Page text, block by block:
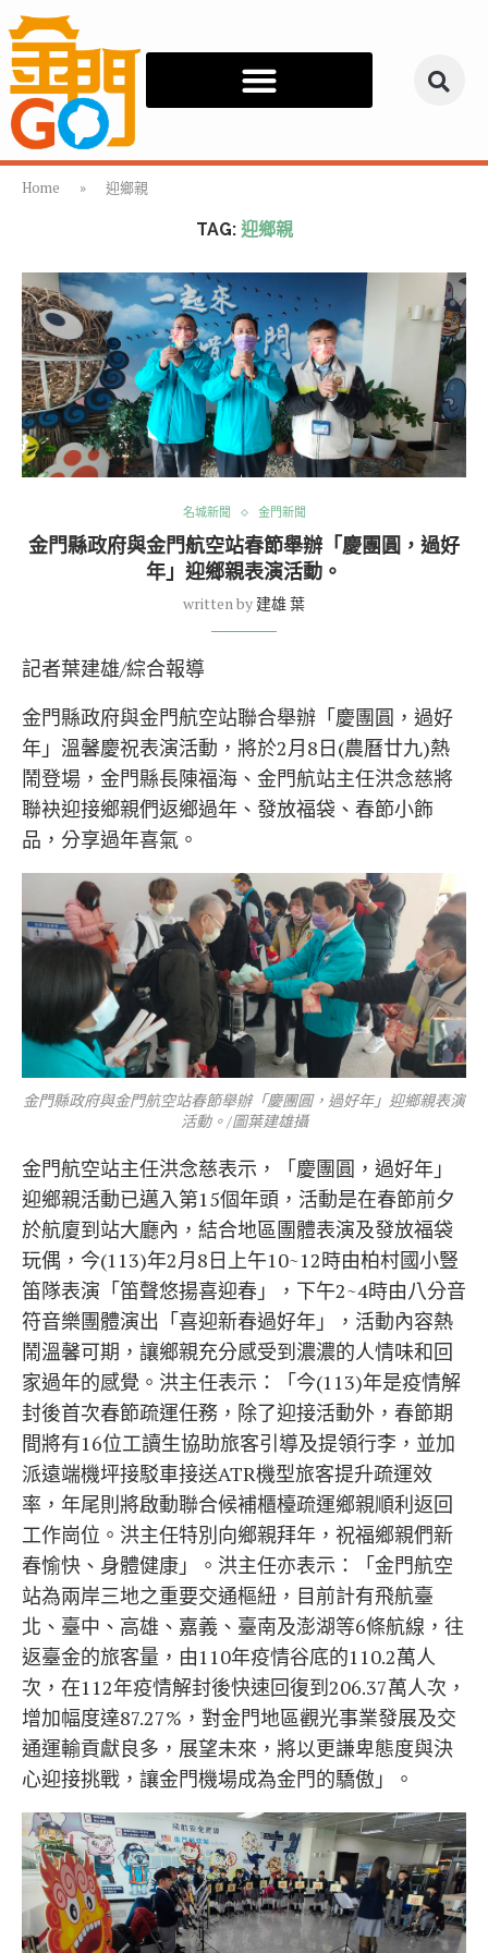
Home » 迎鄉親
TAG: 迎鄉親
名城新聞 金門新聞
金門縣政府與金門航空站春節舉辦「慶團圓，過好
年」迎鄉親表演活動。
written by 建雄 葉
記者葉建雄/綜合報導
金門縣政府與金門航空站聯合舉辦「慶團圓，過好
年」溫馨慶祝表演活動，將於2月8日(農曆廿九)熱
鬧登場，金門縣長陳福海、金門航站主任洪念慈將
聯袂迎接鄉親們返鄉過年、發放福袋、春節小飾
品，分享過年喜氣。
金門縣政府與金門航空站春節舉辦「慶團圓，過好年」迎鄉親表演
活動。/圖葉建雄攝
金門航空站主任洪念慈表示，「慶團圓，過好年」
迎鄉親活動已邁入第15個年頭，活動是在春節前夕
於航廈到站大廳內，結合地區團體表演及發放福袋
玩偶，今(113)年2月8日上午10~12時由柏村國小豎
笛隊表演「笛聲悠揚喜迎春」，下午2~4時由八分音
符音樂團體演出「喜迎新春過好年」，活動內容熱
鬧溫馨可期，讓鄉親充分感受到濃濃的人情味和回
家過年的感覺。洪主任表示：「今(113)年是疫情解
封後首次春節疏運任務，除了迎接活動外，春節期
間將有16位工讀生協助旅客引導及提領行李，並加
派遠端機坪接駁車接送ATR機型旅客提升疏運效
率，年尾則將啟動聯合候補櫃檯疏運鄉親順利返回
工作崗位。洪主任特別向鄉親拜年，祝福鄉親們新
春愉快、身體健康」。洪主任亦表示：「金門航空
站為兩岸三地之重要交通樞紐，目前計有飛航臺
北、臺中、高雄、嘉義、臺南及澎湖等6條航線，往
返臺金的旅客量，由110年疫情谷底的110.2萬人
次，在112年疫情解封後快速回復到206.37萬人次，
增加幅度達87.27%，對金門地區觀光事業發展及交
通運輸貢獻良多，展望未來，將以更謙卑態度與決
心迎接挑戰，讓金門機場成為金門的驕傲」。